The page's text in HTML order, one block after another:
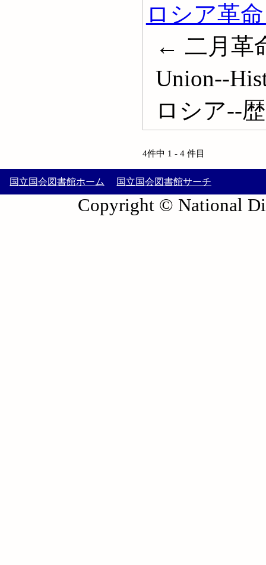
ロシア革
← 二月革
Union--
ロシア--
4件中 1 - 4 件目
国立国会図書館ホーム 国立国会図書館サーチ
Copyright © National